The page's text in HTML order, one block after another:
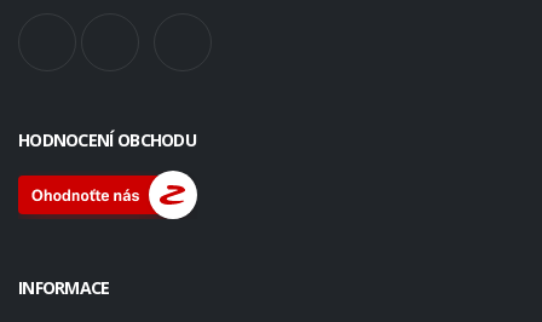
HODNOCENÍ OBCHODU
INFORMACE